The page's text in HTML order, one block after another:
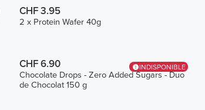
CHF 3.95
2 x Protein Wafer 40g
INDISPONIBLE
CHF 6.90
Chocolate Drops - Zero Added Sugars - Duo
de Chocolat 150 g